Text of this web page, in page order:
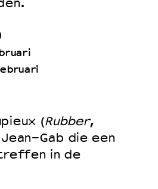
(Rubber,
Gab die een
in de